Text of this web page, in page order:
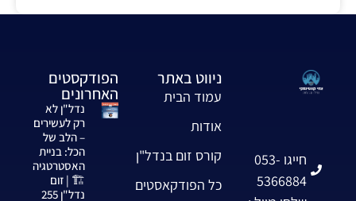
חייגו 053-
5366884
ניווט באתר
עמוד הבית
אודות
קורס זום בנדל"ן
כל הפודקאסטים
הפודקסטים
האחרונים
נדל"ן לא
רק לעשירים
– הלב של
הכל: בניית
האסטרטגיה
🏗️ | זום
נדל"ן 255